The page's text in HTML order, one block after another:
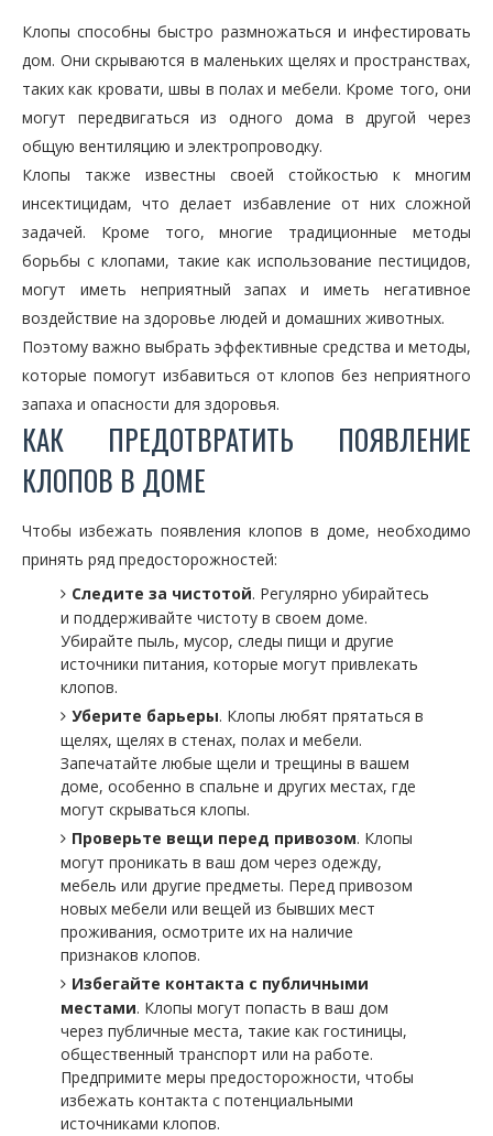
Клопы способны быстро размножаться и инфестировать
дом. Они скрываются в маленьких щелях и пространствах,
таких как кровати, швы в полах и мебели. Кроме того, они
могут передвигаться из одного дома в другой через
общую вентиляцию и электропроводку.
Клопы также известны своей стойкостью к многим
инсектицидам, что делает избавление от них сложной
задачей. Кроме того, многие традиционные методы
борьбы с клопами, такие как использование пестицидов,
могут иметь неприятный запах и иметь негативное
воздействие на здоровье людей и домашних животных.
Поэтому важно выбрать эффективные средства и методы,
которые помогут избавиться от клопов без неприятного
запаха и опасности для здоровья.
КАК ПРЕДОТВРАТИТЬ ПОЯВЛЕНИЕ
КЛОПОВ В ДОМЕ
Чтобы избежать появления клопов в доме, необходимо
принять ряд предосторожностей:
Следите за чистотой. Регулярно убирайтесь
и поддерживайте чистоту в своем доме.
Убирайте пыль, мусор, следы пищи и другие
источники питания, которые могут привлекать
клопов.
Уберите барьеры. Клопы любят прятаться в
щелях, щелях в стенах, полах и мебели.
Запечатайте любые щели и трещины в вашем
доме, особенно в спальне и других местах, где
могут скрываться клопы.
Проверьте вещи перед привозом. Клопы
могут проникать в ваш дом через одежду,
мебель или другие предметы. Перед привозом
новых мебели или вещей из бывших мест
проживания, осмотрите их на наличие
признаков клопов.
Избегайте контакта с публичными
местами. Клопы могут попасть в ваш дом
через публичные места, такие как гостиницы,
общественный транспорт или на работе.
Предпримите меры предосторожности, чтобы
избежать контакта с потенциальными
источниками клопов.